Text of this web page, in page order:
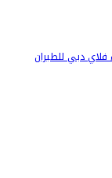
دبي للطيران